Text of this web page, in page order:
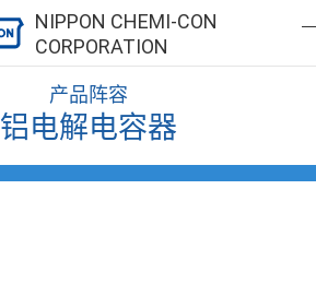
NIPPON CHEMI-CON
CORPORATION
产品阵容
铝电解电容器